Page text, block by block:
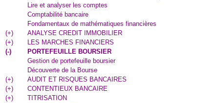
Lire et analyser les comptes
Comptabilité bancaire
Fondamentaux de mathématiques financières
(+)
ANALYSE CREDIT IMMOBILIER
(+)
LES MARCHES FINANCIERS
(-)
PORTEFEUILLE BOURSIER
Gestion de portefeuille boursier
Découverte de la Bourse
(+)
AUDIT ET RISQUES BANCAIRES
(+)
CONTENTIEUX BANCAIRE
(+)
TITRISATION